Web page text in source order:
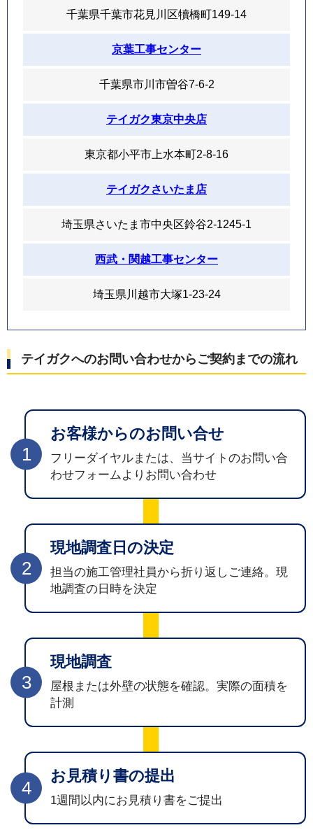
千葉県千葉市花見川区犢橋町149-14
京葉工事センター
千葉県市川市曽谷7-6-2
テイガク東京中央店
東京都小平市上水本町2-8-16
テイガクさいたま店
埼玉県さいたま市中央区鈴谷2-1245-1
西武・関越工事センター
埼玉県川越市大塚1-23-24
テイガクへのお問い合わせからご契約までの流れ
1
お客様からのお問い合せ
フリーダイヤルまたは、当サイトのお問い合
わせフォームよりお問い合わせ
2
現地調査日の決定
担当の施工管理社員から折り返しご連絡。現
地調査の日時を決定
3
現地調査
屋根または外壁の状態を確認。実際の面積を
計測
4
お見積り書の提出
1週間以内にお見積り書をご提出